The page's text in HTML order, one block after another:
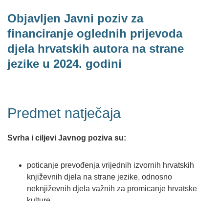
Objavljen Javni poziv za
financiranje oglednih prijevoda
djela hrvatskih autora na strane
jezike u 2024. godini
Predmet natječaja
Svrha i ciljevi Javnog poziva su:
poticanje prevođenja vrijednih izvornih hrvatskih
književnih djela na strane jezike, odnosno
neknjiževnih djela važnih za promicanje hrvatske